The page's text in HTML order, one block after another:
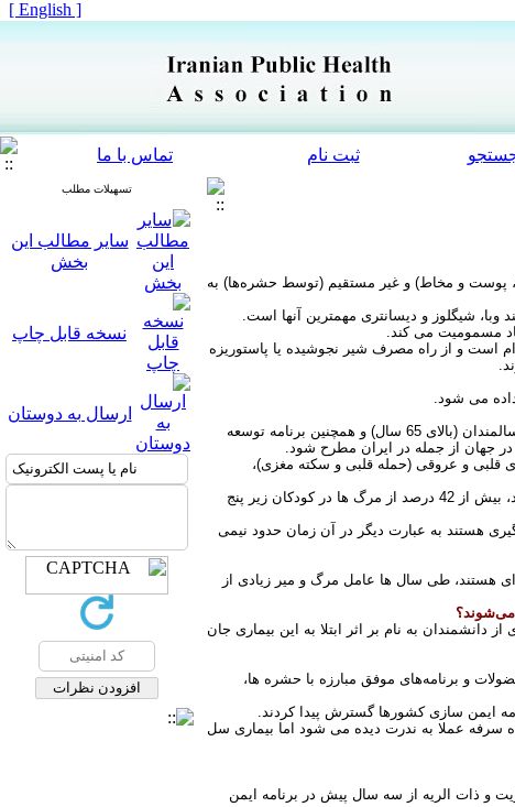
[ English ]
ثبت نام تماس با ما
پوست و مخاط) و غیر مستقیم (توسط حشره‌ها) به
شیگلوز و دیسانتری مهمترین آنها است.
مسمومیت می کند.
است و از راه مصرف شیر نجوشیده یا پاستوریزه
.
می شود.
هم اکنون به علت پیشرفت های دانش پزشکی و بهداشت عمومی، طولانی شدن عمر، افزایش امید به زندگی و افزایش جمعیت سالمندان (بالای 65 سال) و همچنین برنامه توسعه
جهان از جمله در ایران مطرح شود.
غیر واگیر دار مهم شامل بیماری های قلبی و عروقی (حمله قلبی و سکته مغزی)،
در حالیکه بر اساس یک برنامه تحقیقاتی که در کشور ایران در سال 1368 روی 10 درصد جمعیت شهری و روستایی کشور انجام شد، بیش از 42 درصد از مرگ ها در کودکان زیر پنج
هستند به عبارت دیگر در آن زمان حدود نیمی
ای هستند، طی سال ها عامل مرگ و میر زیادی از
می‌شوند؟
می کردند. چه بسا بسیاری از دانشمندان به نام بر اثر ابتلا به این بیماری جان
و برنامه‌های موفق مبارزه با حشره ها،
.
سرفه عملا به ندرت دیده می شود اما بیماری سل
و ذات الریه از سه سال پیش در برنامه ایمن
تسهیلات مطلب
سایر مطالب این
بخش
نسخه قابل چاپ
ارسال به دوستان